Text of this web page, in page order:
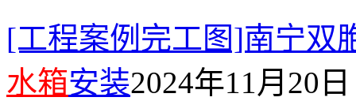
[工程案例完工图]南宁双
水箱安装2024年11月20